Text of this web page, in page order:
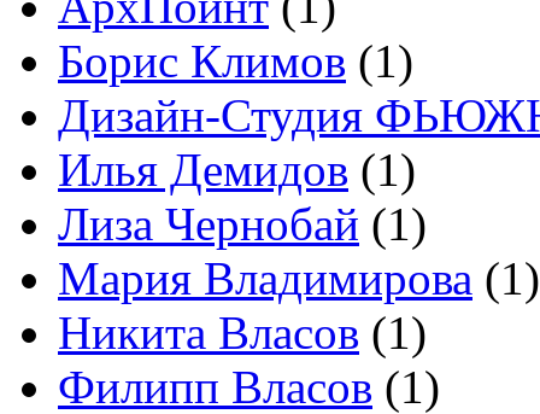
Борис Климов (1)
Дизайн-Студия
Илья Демидов (1)
Лиза Чернобай (1)
Мария Владимирова (1)
Никита Власов (1)
Филипп Власов (1)